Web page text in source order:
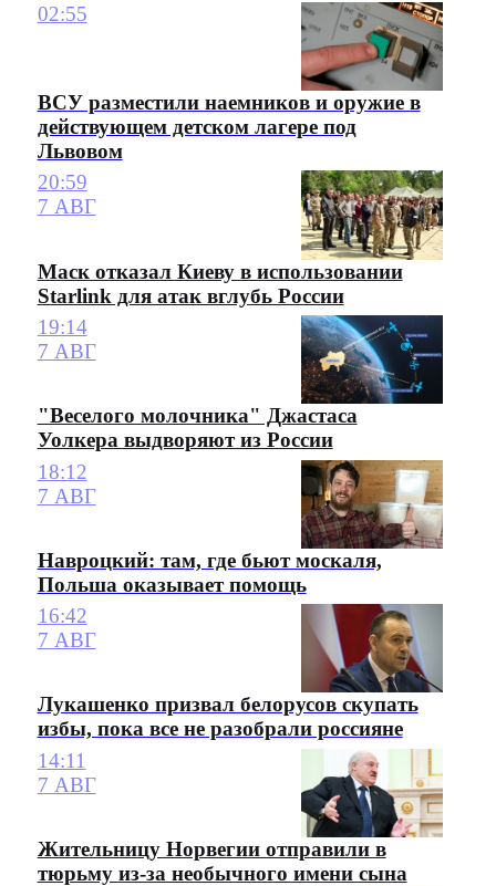
02:55
ВСУ разместили наемников и оружие в
действующем детском лагере под
Львовом
20:59
7 АВГ
Маск отказал Киеву в использовании
Starlink для атак вглубь России
19:14
7 АВГ
"Веселого молочника" Джастаса
Уолкера выдворяют из России
18:12
7 АВГ
Навроцкий: там, где бьют москаля,
Польша оказывает помощь
16:42
7 АВГ
Лукашенко призвал белорусов скупать
избы, пока все не разобрали россияне
14:11
7 АВГ
Жительницу Норвегии отправили в
тюрьму из-за необычного имени сына